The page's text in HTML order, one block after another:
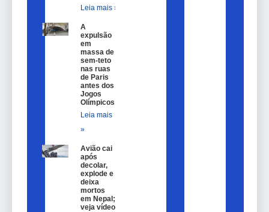
Leia mais »
A
expulsão
em
massa de
sem-teto
nas ruas
de Paris
antes dos
Jogos
Olímpicos
Leia mais
»
Avião cai
após
decolar,
explode e
deixa
mortos
em Nepal;
veja vídeo